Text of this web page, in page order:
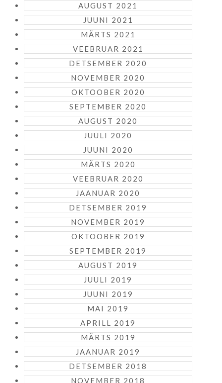
AUGUST 2021
JUUNI 2021
MÄRTS 2021
VEEBRUAR 2021
DETSEMBER 2020
NOVEMBER 2020
OKTOOBER 2020
SEPTEMBER 2020
AUGUST 2020
JUULI 2020
JUUNI 2020
MÄRTS 2020
VEEBRUAR 2020
JAANUAR 2020
DETSEMBER 2019
NOVEMBER 2019
OKTOOBER 2019
SEPTEMBER 2019
AUGUST 2019
JUULI 2019
JUUNI 2019
MAI 2019
APRILL 2019
MÄRTS 2019
JAANUAR 2019
DETSEMBER 2018
NOVEMBER 2018